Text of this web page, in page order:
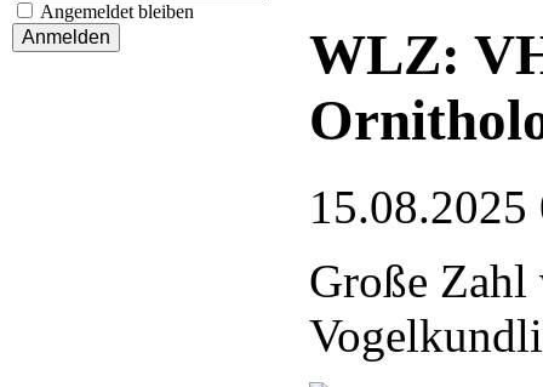
Angemeldet bleiben
WLZ:
15.08.2025
Große Zahl